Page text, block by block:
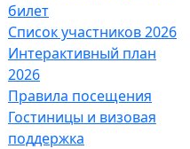
билет
Список участников 2026
Интерактивный план
2026
Правила посещения
Гостиницы и визовая
поддержка